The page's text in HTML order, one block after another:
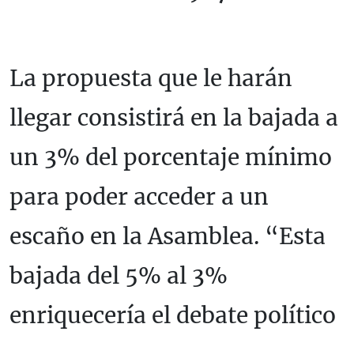
La propuesta que le harán
llegar consistirá en la bajada a
un 3% del porcentaje mínimo
para poder acceder a un
escaño en la Asamblea. “Esta
bajada del 5% al 3%
enriquecería el debate político